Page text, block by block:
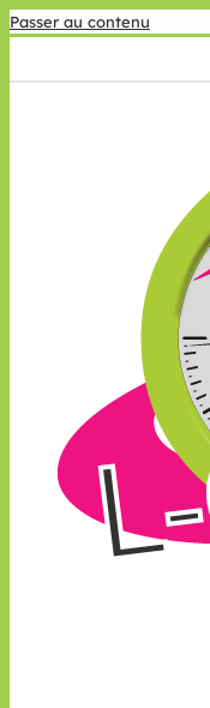
Passer au contenu